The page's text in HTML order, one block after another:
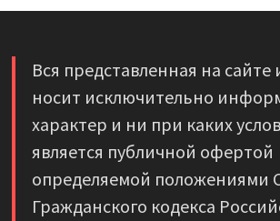
Вся представленная на
носит исключительно
характер и ни при каких
является публичной офертой
определяемой положениями
Гражданского кодекса